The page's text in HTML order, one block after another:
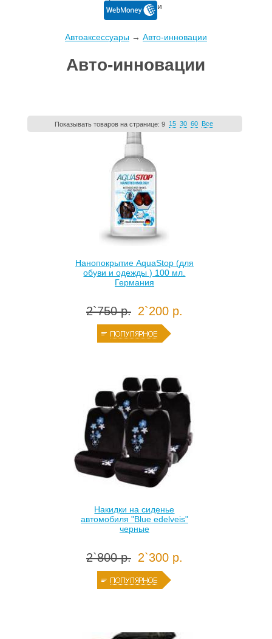
Автоаксессуары→ Авто-инновации
Авто-инновации
Показывать товаров на странице: 9 15 30 60 Все
Нанопокрытие AquaStop (для
обуви и одежды ) 100 мл.
Германия
2`750 р. 2`200 р.
Накидки на сиденье
автомобиля "Blue edelveis"
черные
2`800 р. 2`300 р.